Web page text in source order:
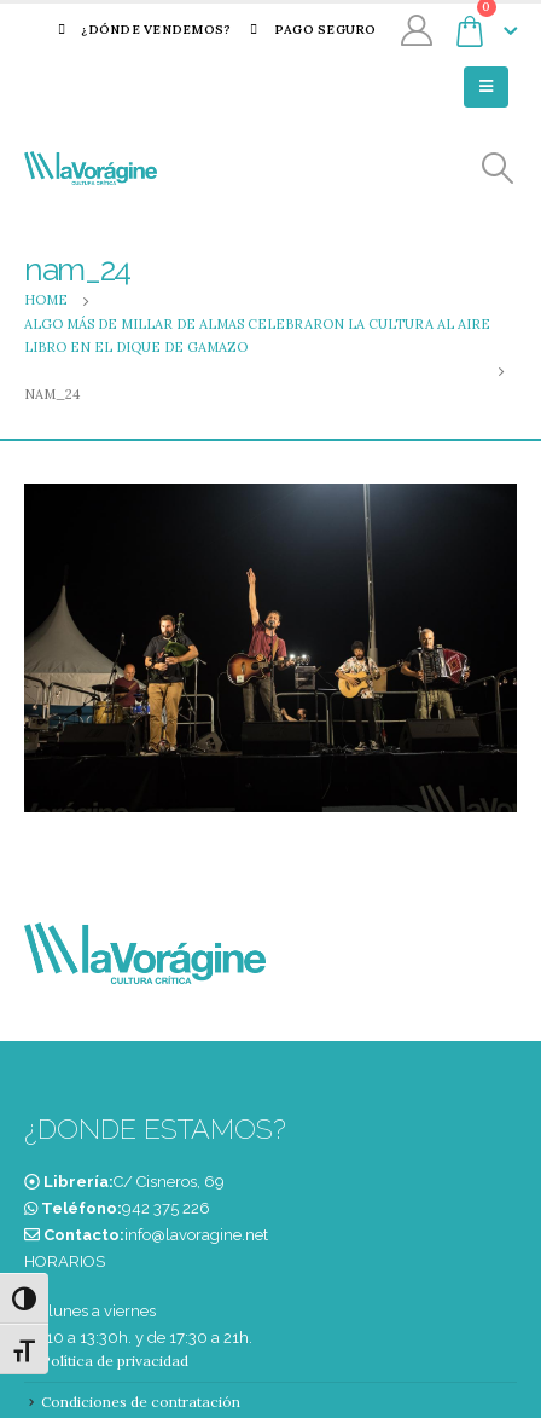
Alternar alto contraste
Alternar tamaño de letra
¿DÓNDE VENDEMOS? PAGO SEGURO
0
nam_24
HOME
ALGO MÁS DE MILLAR DE ALMAS CELEBRARON LA CULTURA AL AIRE
LIBRO EN EL DIQUE DE GAMAZO
NAM_24
¿DONDE ESTAMOS?
Librería:C/ Cisneros, 69
Teléfono:‭942 375 226‬
Contacto:info@lavoragine.net
HORARIOS
De lunes a viernes
de 10 a 13:30h. y de 17:30 a 21h.
Política de privacidad
Condiciones de contratación